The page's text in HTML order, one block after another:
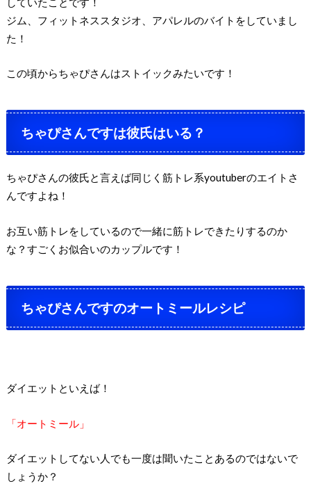
ジム、フィットネススタジオ 、アパレルのバイトをしていまし
た！
この頃からちゃぴさんはストイックみたいです！
ちゃぴさんですは彼氏はいる？
ちゃぴさんの彼氏と言えば同じく筋トレ系youtuberのエイトさ
んですよね！
お互い筋トレをしているので一緒に筋トレできたりするのか
な？すごくお似合いのカップルです！
ちゃぴさんですのオートミールレシピ
ダイエットといえば！
「オートミール」
ダイエットしてない人でも一度は聞いたことあるのではないで
しょうか？